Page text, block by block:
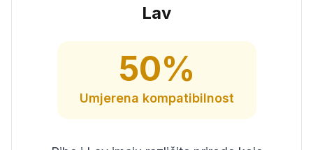
Lav
50%
Umjerena kompatibilnost